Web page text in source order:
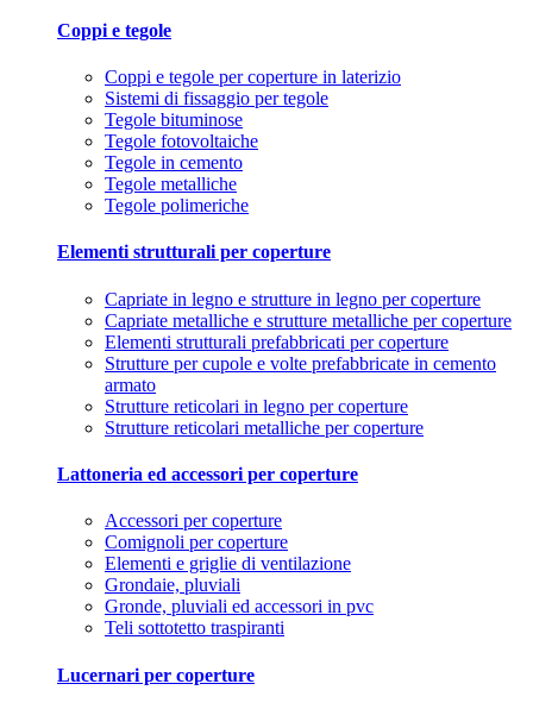
Coppi e tegole
Coppi e tegole per coperture in laterizio
Sistemi di fissaggio per tegole
Tegole bituminose
Tegole fotovoltaiche
Tegole in cemento
Tegole metalliche
Tegole polimeriche
Elementi strutturali per coperture
Capriate in legno e strutture in legno per coperture
Capriate metalliche e strutture metalliche per coperture
Elementi strutturali prefabbricati per coperture
Strutture per cupole e volte prefabbricate in cemento
armato
Strutture reticolari in legno per coperture
Strutture reticolari metalliche per coperture
Lattoneria ed accessori per coperture
Accessori per coperture
Comignoli per coperture
Elementi e griglie di ventilazione
Grondaie, pluviali
Gronde, pluviali ed accessori in pvc
Teli sottotetto traspiranti
Lucernari per coperture